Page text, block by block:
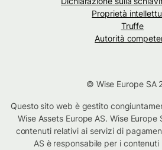
Proprietà
Truffe
Autorità
© Wise Europe SA
Questo sito web è gestito
Wise Assets Europe AS. Wise
contenuti relativi ai servizi di
AS è responsabile per i